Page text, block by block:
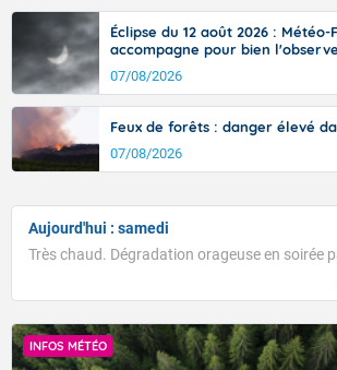
Éclipse du 12 août 2026 : Météo-
accompagne pour bien
07/08/2026
Feux de forêts : danger élevé
07/08/2026
Aujourd'hui : samedi
Très chaud. Dégradation orageuse en soirée
INFOS MÉTÉO